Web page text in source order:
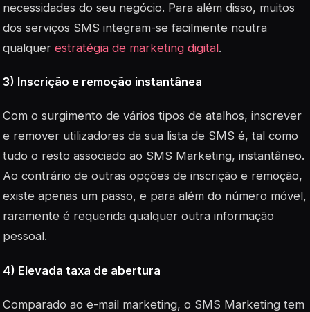
necessidades do seu negócio. Para além disso, muitos
dos serviços SMS integram-se facilmente noutra
qualquer estratégia de marketing digital.
3) Inscrição e remoção instantânea
Com o surgimento de vários tipos de atalhos, inscrever
e remover utilizadores da sua lista de SMS é, tal como
tudo o resto associado ao SMS Marketing, instantâneo.
Ao contrário de outras opções de inscrição e remoção,
existe apenas um passo, e para além do número móvel,
raramente é requerida qualquer outra informação
pessoal.
4) Elevada taxa de abertura
Comparado ao e-mail marketing, o SMS Marketing tem